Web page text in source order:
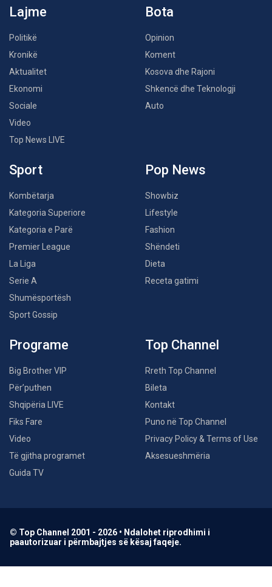
Lajme
Politikë
Kronikë
Aktualitet
Ekonomi
Sociale
Video
Top News LIVE
Bota
Opinion
Koment
Kosova dhe Rajoni
Shkencë dhe Teknologji
Auto
Sport
Kombëtarja
Kategoria Superiore
Kategoria e Parë
Premier League
La Liga
Serie A
Shumësportësh
Sport Gossip
Pop News
Showbiz
Lifestyle
Fashion
Shëndeti
Dieta
Receta gatimi
Programe
Big Brother VIP
Për’puthen
Shqipëria LIVE
Fiks Fare
Video
Të gjitha programet
Guida TV
Top Channel
Rreth Top Channel
Bileta
Kontakt
Puno në Top Channel
Privacy Policy & Terms of Use
Aksesueshmëria
© Top Channel 2001 - 2026 • Ndalohet riprodhimi i
paautorizuar i përmbajtjes së kësaj faqeje.